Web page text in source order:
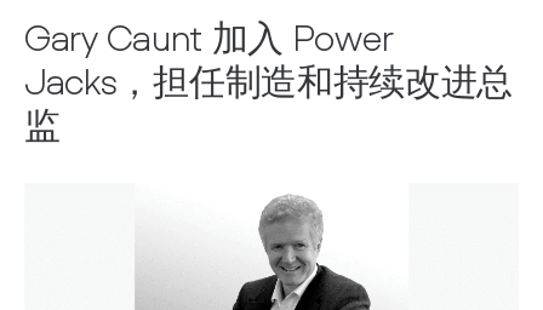
Gary Caunt 加入 Power
Jacks，担任制造和持续改进总
监